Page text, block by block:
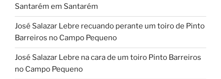
Santarém em Santarém
José Salazar Lebre recuando perante um toiro de Pinto
Barreiros no Campo Pequeno
José Salazar Lebre na cara de um toiro Pinto Barreiros
no Campo Pequeno